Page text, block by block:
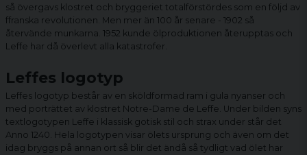
så övergavs klostret och bryggeriet totalförstördes som en följd av
ffranska revolutionen. Men mer än 100 år senare - 1902 så
återvände munkarna. 1952 kunde ölproduktionen återupptas och
Leffe har då överlevt alla katastrofer.
Leffes logotyp
Leffes logotyp består av en sköldformad ram i gula nyanser och
med porträttet av klostret Notre-Dame de Leffe. Under bilden syns
textlogotypen Leffe i klassisk gotisk stil och strax under står det
Anno 1240. Hela logotypen visar ölets ursprung och även om det
idag bryggs på annan ort så blir det ändå så tydligt vad ölet har